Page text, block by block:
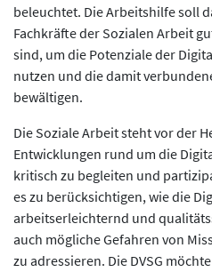
beleuchtet. Die Arbeitshilfe soll
Fachkräfte der Sozialen Arbeit
sind, um die Potenziale der
nutzen und die damit
bewältigen.
Die Soziale Arbeit steht vor der
Entwicklungen rund um die
kritisch zu begleiten und
es zu berücksichtigen, wie die
arbeitserleichternd und
auch mögliche Gefahren von
zu adressieren. Die DVSG